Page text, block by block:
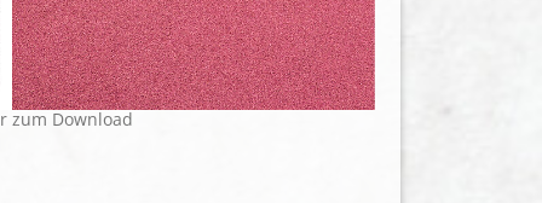
zum Download